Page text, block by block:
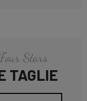
Four Stars
TAGLIE